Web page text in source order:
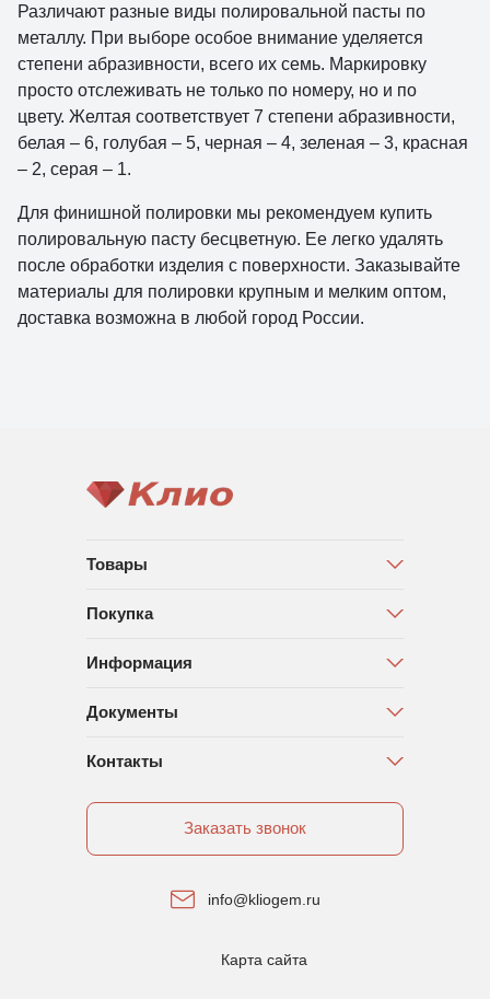
Различают разные виды полировальной пасты по
металлу. При выборе особое внимание уделяется
степени абразивности, всего их семь. Маркировку
просто отслеживать не только по номеру, но и по
цвету. Желтая соответствует 7 степени абразивности,
белая – 6, голубая – 5, черная – 4, зеленая – 3, красная
– 2, серая – 1.
Для финишной полировки мы рекомендуем купить
полировальную пасту бесцветную. Ее легко удалять
после обработки изделия с поверхности. Заказывайте
материалы для полировки крупным и мелким оптом,
доставка возможна в любой город России.
Товары
Покупка
Информация
Документы
Контакты
Заказать звонок
info@kliogem.ru
Карта сайта